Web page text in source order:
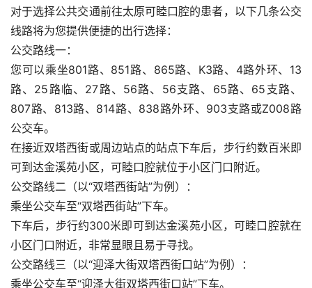
对于选择公共交通前往太原可睦口腔的患者，以下几条公交
线路将为您提供便捷的出行选择：
公交路线一：
您可以乘坐801路、851路、865路、K3路、4路外环、13
路、25路临、27路、56路、56支路、65路、65支路、
807路、813路、814路、838路外环、903支路或Z008路
公交车。
在接近双塔西街或周边站点的站点下车后，步行约数百米即
可到达金溪苑小区，可睦口腔就位于小区门口附近。
公交路线二（以“双塔西街站”为例）：
乘坐公交车至“双塔西街站”下车。
下车后，步行约300米即可到达金溪苑小区，可睦口腔就在
小区门口附近，非常显眼且易于寻找。
公交路线三（以“迎泽大街双塔西街口站”为例）：
乘坐公交车至“迎泽大街双塔西街口站”下车。